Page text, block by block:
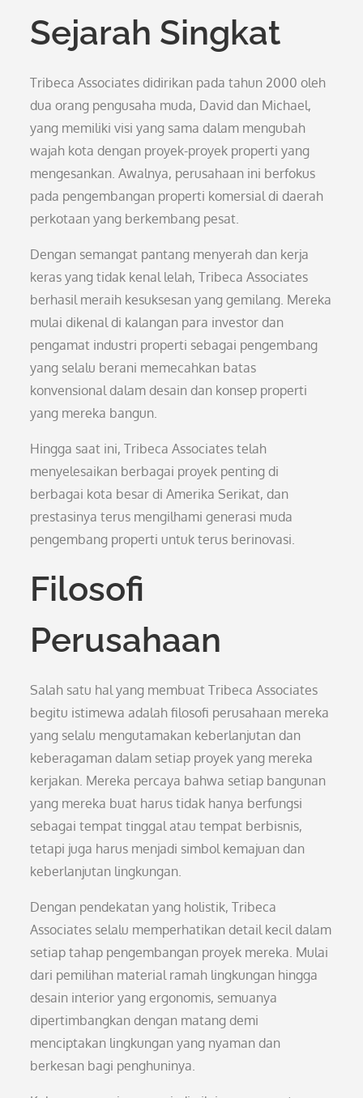
Sejarah Singkat
Tribeca Associates didirikan pada tahun 2000 oleh
dua orang pengusaha muda, David dan Michael,
yang memiliki visi yang sama dalam mengubah
wajah kota dengan proyek-proyek properti yang
mengesankan. Awalnya, perusahaan ini berfokus
pada pengembangan properti komersial di daerah
perkotaan yang berkembang pesat.
Dengan semangat pantang menyerah dan kerja
keras yang tidak kenal lelah, Tribeca Associates
berhasil meraih kesuksesan yang gemilang. Mereka
mulai dikenal di kalangan para investor dan
pengamat industri properti sebagai pengembang
yang selalu berani memecahkan batas
konvensional dalam desain dan konsep properti
yang mereka bangun.
Hingga saat ini, Tribeca Associates telah
menyelesaikan berbagai proyek penting di
berbagai kota besar di Amerika Serikat, dan
prestasinya terus mengilhami generasi muda
pengembang properti untuk terus berinovasi.
Filosofi
Perusahaan
Salah satu hal yang membuat Tribeca Associates
begitu istimewa adalah filosofi perusahaan mereka
yang selalu mengutamakan keberlanjutan dan
keberagaman dalam setiap proyek yang mereka
kerjakan. Mereka percaya bahwa setiap bangunan
yang mereka buat harus tidak hanya berfungsi
sebagai tempat tinggal atau tempat berbisnis,
tetapi juga harus menjadi simbol kemajuan dan
keberlanjutan lingkungan.
Dengan pendekatan yang holistik, Tribeca
Associates selalu memperhatikan detail kecil dalam
setiap tahap pengembangan proyek mereka. Mulai
dari pemilihan material ramah lingkungan hingga
desain interior yang ergonomis, semuanya
dipertimbangkan dengan matang demi
menciptakan lingkungan yang nyaman dan
berkesan bagi penghuninya.